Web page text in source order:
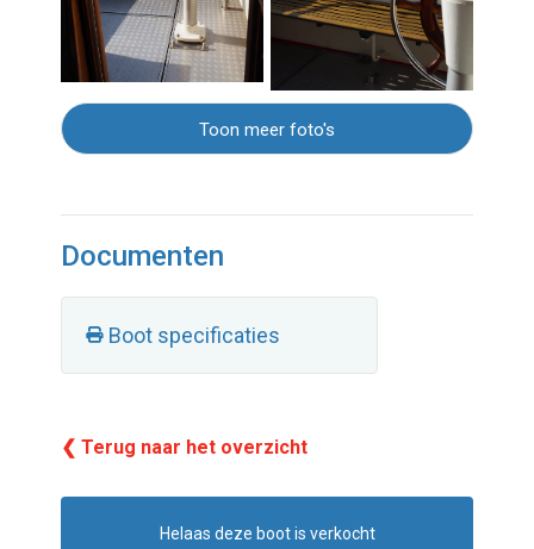
Toon meer foto's
Documenten
Boot specificaties
❮ Terug naar het overzicht
Helaas deze boot is verkocht